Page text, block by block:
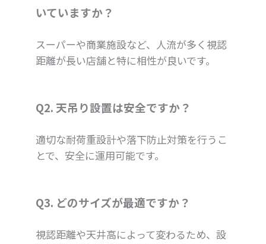
いていますか？
スーパーや商業施設など、人流が多く視認
距離が長い店舗と特に相性が良いです。
Q2. 天吊り設置は安全ですか？
適切な耐荷重設計や落下防止対策を行うこ
とで、安全に運用可能です。
Q3. どのサイズが最適ですか？
視認距離や天井高によって変わるため、設